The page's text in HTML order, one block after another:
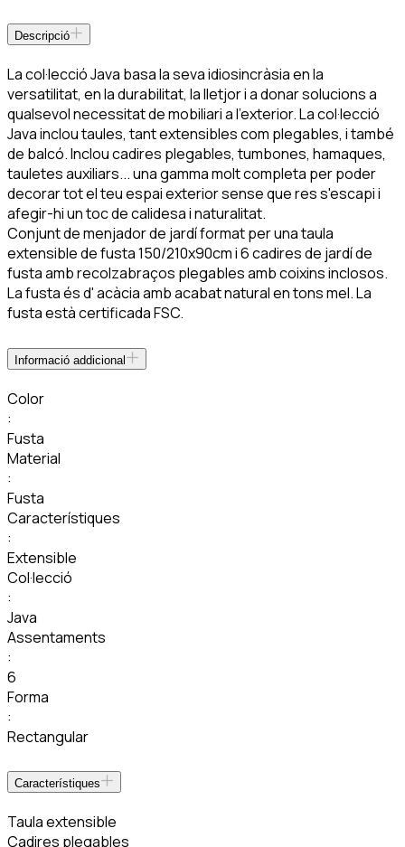
Descripció
La col·lecció Java basa la seva idiosincràsia en la
versatilitat, en la durabilitat, la lletjor i a donar solucions a
qualsevol necessitat de mobiliari a l'exterior. La col·lecció
Java inclou taules, tant extensibles com plegables, i també
de balcó. Inclou cadires plegables, tumbones, hamaques,
tauletes auxiliars... una gamma molt completa per poder
decorar tot el teu espai exterior sense que res s'escapi i
afegir-hi un toc de calidesa i naturalitat.
Conjunt de menjador de jardí format per una taula
extensible de fusta 150/210x90cm i 6 cadires de jardí de
fusta amb recolzabraços plegables amb coixins inclosos.
La fusta és d' acàcia amb acabat natural en tons mel. La
fusta està certificada FSC.
Informació addicional
Color
:
Fusta
Material
:
Fusta
Característiques
:
Extensible
Col·lecció
:
Java
Assentaments
:
6
Forma
:
Rectangular
Característiques
Taula extensible
Cadires plegables